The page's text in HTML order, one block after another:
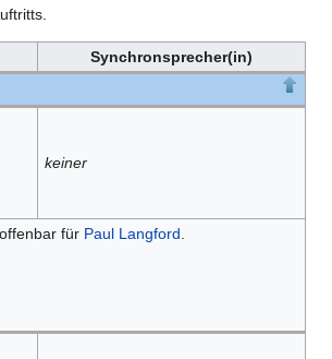
Synchronsprecher(in)
keiner
für Paul Langford